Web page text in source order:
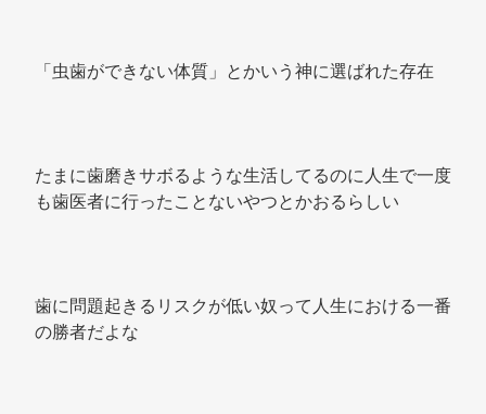
「虫歯ができない体質」とかいう神に選ばれた存在
たまに歯磨きサボるような生活してるのに人生で一度
も歯医者に行ったことないやつとかおるらしい
歯に問題起きるリスクが低い奴って人生における一番
の勝者だよな